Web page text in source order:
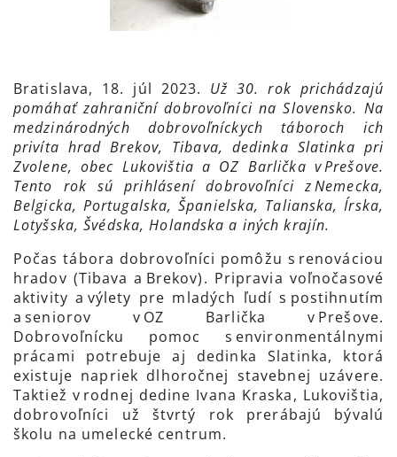
Bratislava, 18. júl 2023. Už 30. rok prichádzajú
pomáhať zahraniční dobrovoľníci na Slovensko. Na
medzinárodných dobrovoľníckych táboroch ich
privíta hrad Brekov, Tibava, dedinka Slatinka pri
Zvolene, obec Lukovištia a OZ Barlička v Prešove.
Tento rok sú prihlásení dobrovoľníci z Nemecka,
Belgicka, Portugalska, Španielska, Talianska, Írska,
Lotyšska, Švédska, Holandska a iných krajín.
Počas tábora dobrovoľníci pomôžu s renováciou
hradov (Tibava a Brekov). Pripravia voľnočasové
aktivity a výlety pre mladých ľudí s postihnutím
a seniorov v OZ Barlička v Prešove.
Dobrovoľnícku pomoc s environmentálnymi
prácami potrebuje aj dedinka Slatinka, ktorá
existuje napriek dlhoročnej stavebnej uzávere.
Taktiež v rodnej dedine Ivana Kraska, Lukovištia,
dobrovoľníci už štvrtý rok prerábajú bývalú
školu na umelecké centrum.